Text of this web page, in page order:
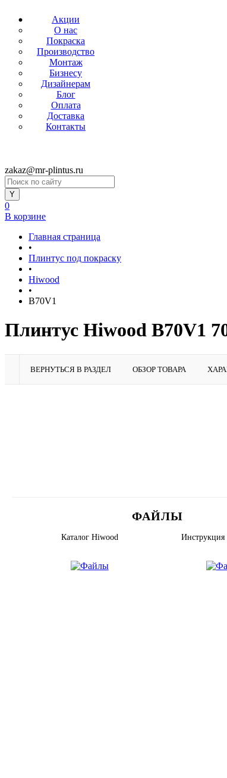
Акции
О нас
Покраска
Производство
Монтаж
Бизнесу
Дизайнерам
Блог
Оплата
Доставка
Контакты
zakaz@mr-plintus.ru
0
В корзине
Главная страница
•
Плинтус под покраску
•
Hiwood
•
B70V1
Плинтус Hiwood B70V1
ВЕРНУТЬСЯ В РАЗДЕЛ ОБЗОР ТОВАРА
ФАЙЛЫ
Каталог Hiwood